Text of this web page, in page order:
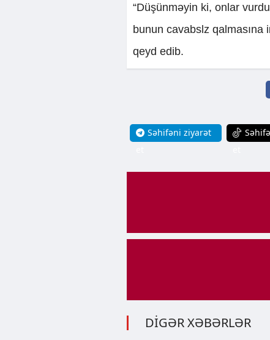
“Düşünməyin ki, onlar
bunun cavabslz
qeyd edib.
Səhifəni ziyarət
DİGƏR XƏBƏRLƏR